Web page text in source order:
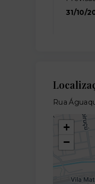
31/10/
Rua
+
−